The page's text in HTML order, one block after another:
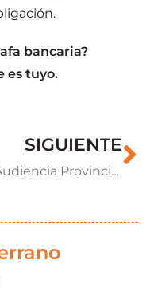
bancaria?
es tuyo.
SIGUIENTE
La Audiencia Provincial da la razón a un cliente estafado dos veces: hubo negligencia, pero no grave